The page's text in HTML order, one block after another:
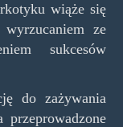
wiąże się
ze
sukcesów
do zażywania